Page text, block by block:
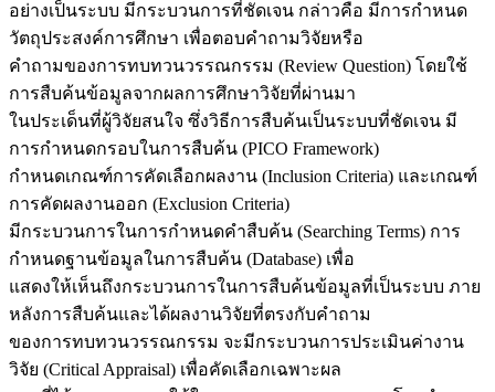
อย่างเป็นระบบ มีกระบวนการที่ชัดเจน กล่าวคือ มีการกำหนด
วัตถุประสงค์การศึกษา เพื่อตอบคำถามวิจัยหรือ
คำถามของการทบทวนวรรณกรรม (Review Question) โดยใช้
การสืบค้นข้อมูลจากผลการศึกษาวิจัยที่ผ่านมา
ในประเด็นที่ผู้วิจัยสนใจ ซึ่งวิธีการสืบค้นเป็นระบบที่ชัดเจน มี
การกำหนดกรอบในการสืบค้น (PICO Framework)
กำหนดเกณฑ์การคัดเลือกผลงาน (Inclusion Criteria) และเกณฑ์
การคัดผลงานออก (Exclusion Criteria)
มีกระบวนการในการกำหนดคำสืบค้น (Searching Terms) การ
กำหนดฐานข้อมูลในการสืบค้น (Database) เพื่อ
แสดงให้เห็นถึงกระบวนการในการสืบค้นข้อมูลที่เป็นระบบ ภาย
หลังการสืบค้นและได้ผลงานวิจัยที่ตรงกับคำถาม
ของการทบทวนวรรณกรรม จะมีกระบวนการประเมินค่างาน
วิจัย (Critical Appraisal) เพื่อคัดเลือกเฉพาะผล